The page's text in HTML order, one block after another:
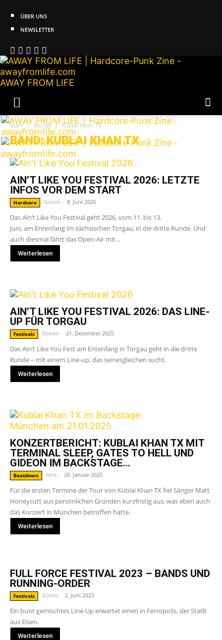
ÜBER UNS
NEWSLETTER
AWAY FROM LIFE
Start Bands Kublai Khan TX
BAND: KUBLAI KHAN TX
AIN’T LIKE YOU FESTIVAL 2026: LETZTE
INFOS VOR DEM START
Hardcore Günni - 8. Juni 2026
Das Ain’t Like You Festival geht 2026, vom 11. bis 13.
Juni, am Entenfang im sächsischen Torgau, in die dritte Runde. Und
auch diesmal fährt das Open-Air mit...
Weiterlesen
AIN’T LIKE YOU FESTIVAL 2026: DAS LINE-
UP FÜR TORGAU
Festivals Simon - 21. Dezember 2025
Das Ain’t Like You Fest am Entenfang in Torgau geht in die dritte
Runde – mit einem Line-up, das seinesgleichen sucht.
Weiterlesen
KONZERTBERICHT: KUBLAI KHAN TX MIT
TERMINAL SLEEP, GATES TO HELL UND
GIDEON IM BACKSTAGE...
Beatdown nita - 26. Januar 2025
Für die ersten Termine der Tour von Kublai Khan TX fiel Sänger Matt
Honeycutt aus persönlichen Gründen kurzfristig aus, was eben auch
das Konzert in München betroffen hatte.
Weiterlesen
FULL FORCE FESTIVAL 2023 – BANDS UND
RUNNING-ORDER
Festivals Günni - 2. Juni 2023
Ein bunt gemischtes Line-Up erwartet einen in Ferropolis, der Stadt
aus Eisen.
Weiterlesen